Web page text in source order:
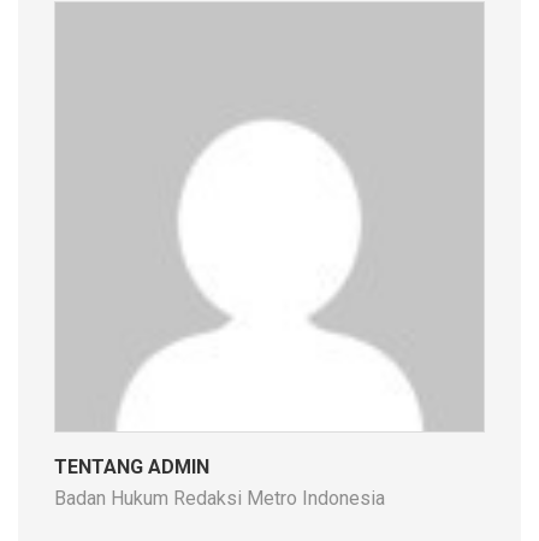
TENTANG ADMIN
Badan Hukum Redaksi Metro Indonesia